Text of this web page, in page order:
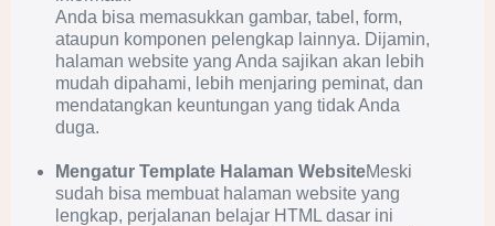
Anda bisa memasukkan gambar, tabel, form,
ataupun komponen pelengkap lainnya. Dijamin,
halaman website yang Anda sajikan akan lebih
mudah dipahami, lebih menjaring peminat, dan
mendatangkan keuntungan yang tidak Anda
duga.
Mengatur Template Halaman WebsiteMeski
sudah bisa membuat halaman website yang
lengkap, perjalanan belajar HTML dasar ini